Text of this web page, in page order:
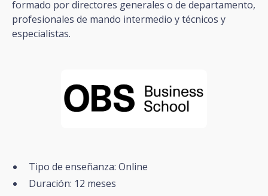
formado por directores generales o de departamento,
profesionales de mando intermedio y técnicos y
especialistas.
Tipo de enseñanza: Online
Duración: 12 meses